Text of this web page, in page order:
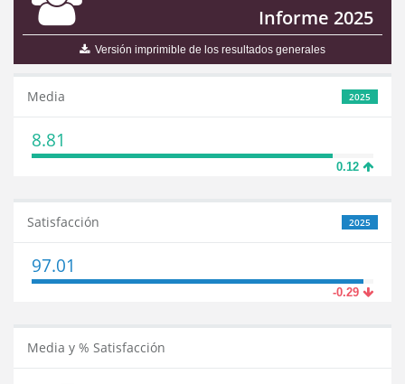
Informe 2025
Versión imprimible de los resultados generales
2025
Media
8.81
0.12
2025
Satisfacción
97.01
-0.29
Media y % Satisfacción